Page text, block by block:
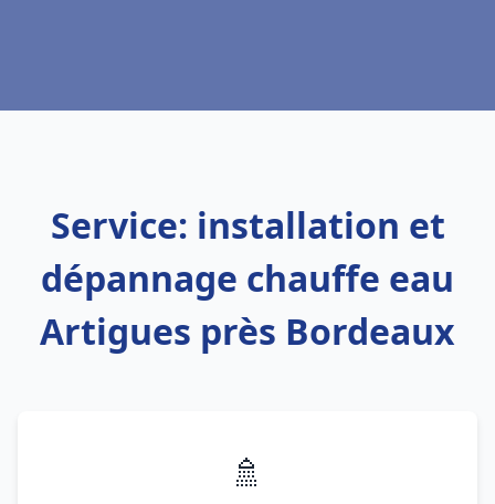
Service: installation et
dépannage chauffe eau
Artigues près Bordeaux
🚿